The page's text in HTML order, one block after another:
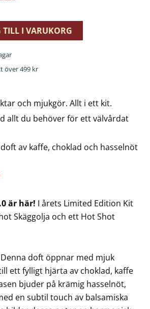
NUVARANDE
PRISET
ÄR:
339 KR.
TILL I VARUKORG
är här! I årets Limited Edition Kit
Skäggolja och ett Hot Shot
Denna doft öppnar med mjuk
ett fylligt hjärta av choklad, kaffe
bjuder på krämig hasselnöt,
en subtil touch av balsamiska
och mjukgör. Allt i ett kit.
allt du behöver för ett välvårdat
av kaffe, choklad och hasselnöt
över 499 kr